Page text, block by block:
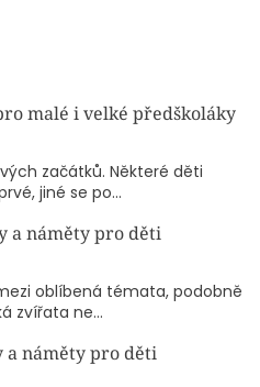
malé i velké předškoláky
začátků. Některé děti
jiné se po...
a náměty pro děti
oblíbená témata, podobně
zvířata ne...
a náměty pro děti